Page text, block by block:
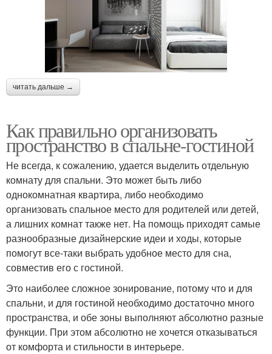
читать дальше →
Как правильно организовать
пространство в спальне-гостиной
Не всегда, к сожалению, удается выделить отдельную
комнату для спальни. Это может быть либо
однокомнатная квартира, либо необходимо
организовать спальное место для родителей или детей,
а лишних комнат также нет. На помощь приходят самые
разнообразные дизайнерские идеи и ходы, которые
помогут все-таки выбрать удобное место для сна,
совместив его с гостиной.
Это наиболее сложное зонирование, потому что и для
спальни, и для гостиной необходимо достаточно много
пространства, и обе зоны выполняют абсолютно разные
функции. При этом абсолютно не хочется отказываться
от комфорта и стильности в интерьере.